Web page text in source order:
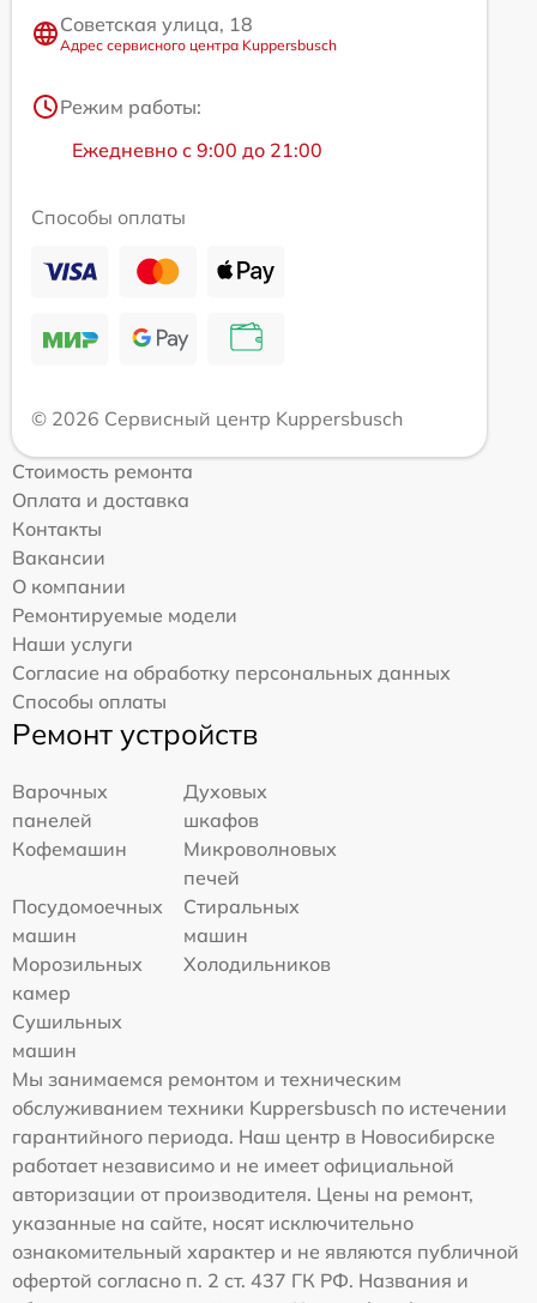
Советская улица, 18
Адрес сервисного центра Kuppersbusch
Режим работы:
Ежедневно с 9:00 до 21:00
Способы оплаты
© 2026 Сервисный центр Kuppersbusch
Стоимость ремонта
Оплата и доставка
Контакты
Вакансии
О компании
Ремонтируемые модели
Наши услуги
Согласие на обработку персональных данных
Способы оплаты
Ремонт устройств
Варочных
панелей
Духовых
шкафов
Кофемашин
Микроволновых
печей
Посудомоечных
машин
Стиральных
машин
Морозильных
камер
Холодильников
Сушильных
машин
Мы занимаемся ремонтом и техническим
обслуживанием техники Kuppersbusch по истечении
гарантийного периода. Наш центр в Новосибирске
работает независимо и не имеет официальной
авторизации от производителя. Цены на ремонт,
указанные на сайте, носят исключительно
ознакомительный характер и не являются публичной
офертой согласно п. 2 ст. 437 ГК РФ. Названия и